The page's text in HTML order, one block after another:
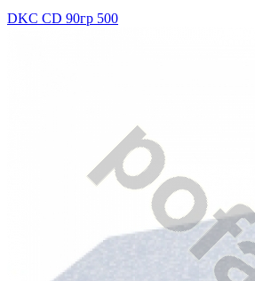
DKC CD 90гр 500